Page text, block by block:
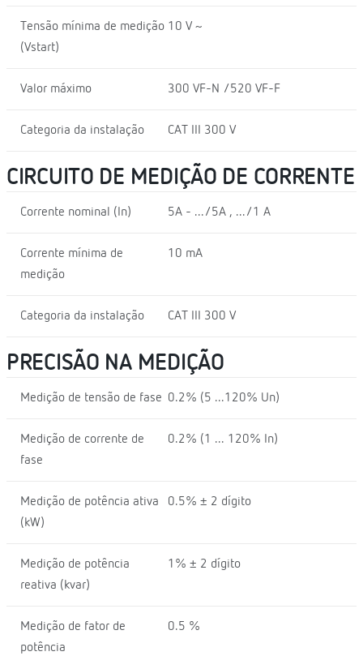
Tensão mínima de medição
(Vstart)
10 V ~
Valor máximo 300 VF-N /520 VF-F
Categoria da instalação CAT III 300 V
CIRCUITO DE MEDIÇÃO DE CORRENTE
Corrente nominal (In) 5A - .../5A , .../1 A
Corrente mínima de
medição
10 mA
Categoria da instalação CAT III 300 V
PRECISÃO NA MEDIÇÃO
Medição de tensão de fase 0.2% (5 ...120% Un)
Medição de corrente de
fase
0.2% (1 ... 120% In)
Medição de potência ativa
(kW)
0.5% ± 2 dígito
Medição de potência
reativa (kvar)
1% ± 2 dígito
Medição de fator de
potência
0.5 %